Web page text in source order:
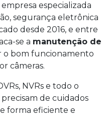
especializada
segurança eletrônica
desde 2016, e entre
se a manutenção de
o bom funcionamento
câmeras.
NVRs e todo o
de cuidados
forma eficiente e